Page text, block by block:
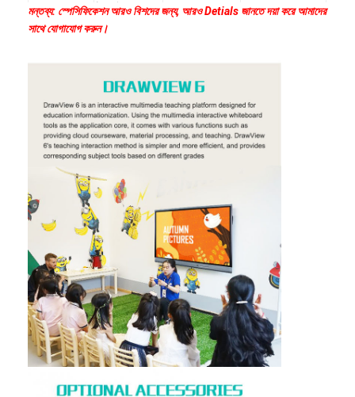
ক্ষমতা পরিসীমা
স্ট্যান্ডবাই পাওয়ার <1
ডাব্লু
স্ট্যান্ডবাই পাওয়ার <1
স্ট্যান্ডবাই পাওয়ার <1 ডাব্লু
<230W
ডাব্লু
পরামিতি স্পর্শ করুন
টাচ প্রযুক্তি
ইনফারেড টাচ
রাইটিং মোড
আঙুল বা কোনও অস্বচ্ছ বস্তু
সঠিকতা
<2 মিমি
প্রতিক্রিয়া সময়
4 ~ 8 এমএস
সংযোগ বন্দর
অপারেটিং সিস্টেম
উইন্ডোজ / লিনাক্স / ম্যাক / অ্যান্ড্রয়েড
কাজ তাপমাত্রা
0 ℃ -40 ℃
মন্তব্য: স্পেসিফিকেশন আরও বিশদের জন্য, আরও Detials জানতে দয়া করে আমাদের
সাথে যোগাযোগ করুন।